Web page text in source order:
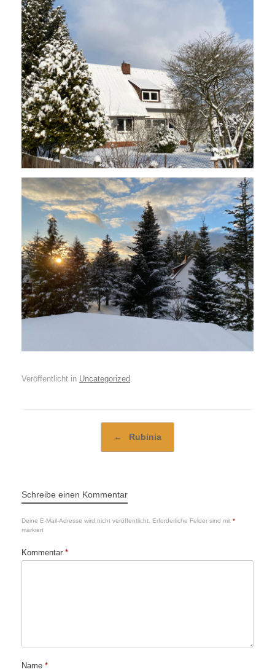
Veröffentlicht in Uncategorized
← Rubinia
Schreibe einen Kommentar
Deine E-Mail-Adresse wird nicht veröffentlicht. Erforderliche Felder sind mit *
markiert
Kommentar *
Name *